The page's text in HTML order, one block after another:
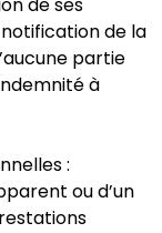
notification de la
partie
à
:
ou d’un